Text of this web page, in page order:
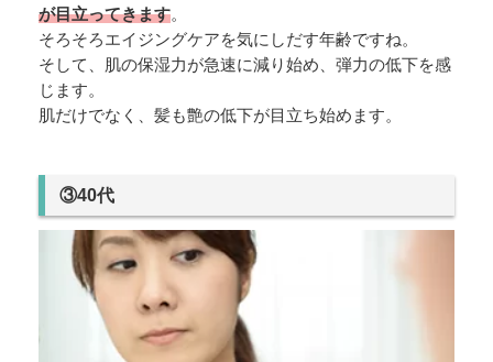
が目立ってきます。
そろそろエイジングケアを気にしだす年齢ですね。
そして、肌の保湿力が急速に減り始め、弾力の低下を感
じます。
肌だけでなく、髪も艶の低下が目立ち始めます。
③40代